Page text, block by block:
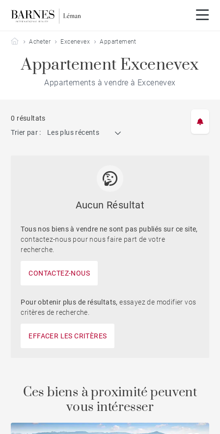
Barnes Leman
Acheter Excenevex Appartement
Appartement Excenevex
Appartements à vendre à Excenevex
0 résultats
Trier par :
Les plus récents
Aucun Résultat
Tous nos biens à vendre ne sont pas publiés sur ce site,
contactez-nous pour nous faire part de votre
recherche.
CONTACTEZ-NOUS
Pour obtenir plus de résultats,essayez de modifier vos
critères de recherche.
EFFACER LES CRITÈRES
Ces biens à proximité peuvent
vous intéresser